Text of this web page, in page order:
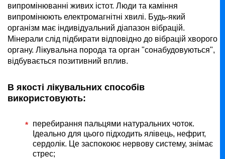
випромінюванні живих істот. Люди та каміння
випромінюють електромагнітні хвилі. Будь-який
організм має індивідуальний діапазон вібрацій.
Мінерали слід підбирати відповідно до вібрацій хворого
органу. Лікувальна порода та орган "сонабудовуються",
відбувається позитивний вплив.
В якості лікувальних способів
використовують:
перебирання пальцями натуральних чоток.
Ідеально для цього підходить ялівець, нефрит,
сердолік. Це заспокоює нервову систему, знімає
стрес;